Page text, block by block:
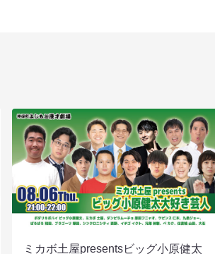
ミカボ土屋presentsビッグ小原健太